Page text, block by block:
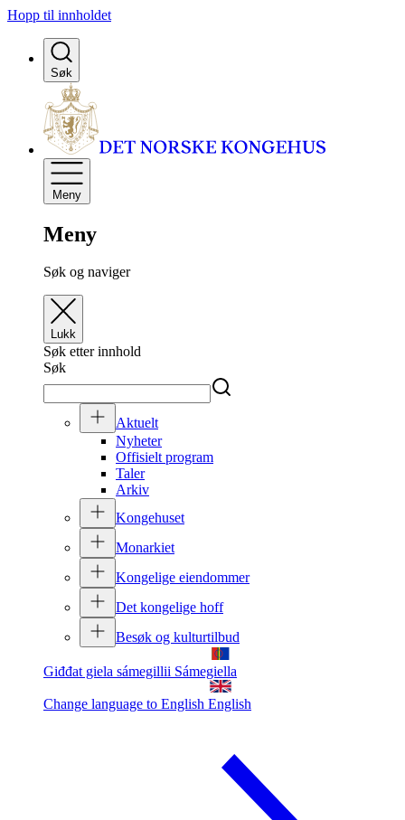
Hopp til innholdet
Søk
Meny
Meny
Søk og naviger
Lukk
Søk etter innhold
Søk
Aktuelt
Nyheter
Offisielt program
Taler
Arkiv
Kongehuset
Monarkiet
Kongelige eiendommer
Det kongelige hoff
Besøk og kulturtilbud
Giđđat giela sámegillii Sámegiella
Change language to English English